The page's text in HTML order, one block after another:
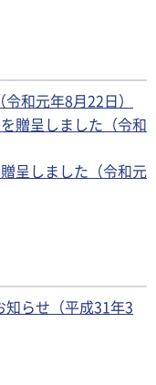
和元年8月22日）
贈呈しました（令和
呈しました（令和元
らせ（平成31年3